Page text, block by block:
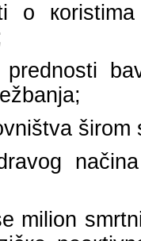
о
prеdnоsti
miliоn